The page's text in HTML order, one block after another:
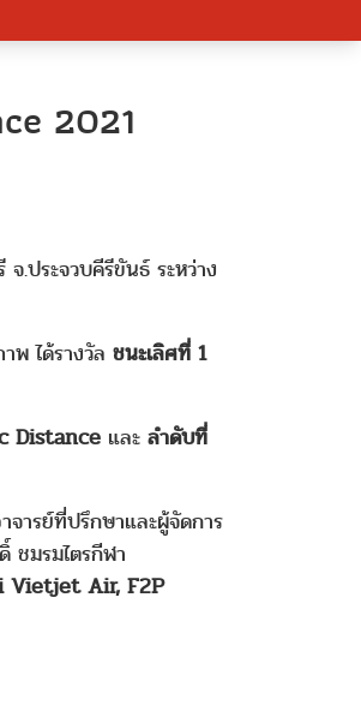
2021
.ประจวบคีรีขันธ์ ระหว่าง
ได้รางวัล ชนะเลิศที่ 1
Distance และ ลำดับที่
จารย์ที่ปรึกษาและผู้จัดการ
ชมรมไตรกีฬา
Vietjet Air, F2P